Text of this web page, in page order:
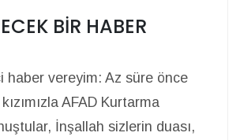
BİR HABER
haber vereyim: Az süre önce
AFAD Kurtarma
İnşallah sizlerin duası,